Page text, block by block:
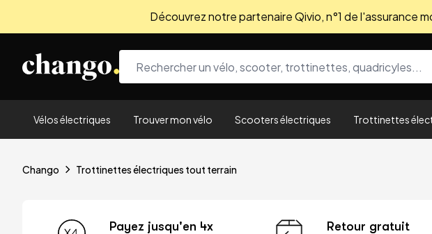
Découvrez notre partenaire Qivio, n°1 de l'assurance
Vélos électriques Trouver mon vélo Scooters électriques Trottinettes
Chango Trottinettes électriques tout terrain
Payez jusqu'en 4x Retour gratuit